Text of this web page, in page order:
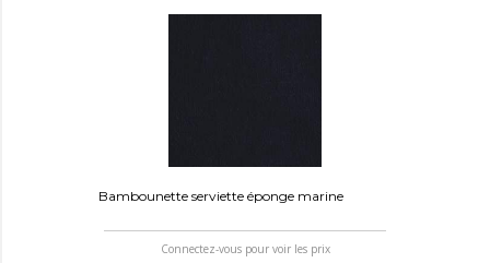
Bambounette serviette éponge marine
Connectez-vous pour voir les prix